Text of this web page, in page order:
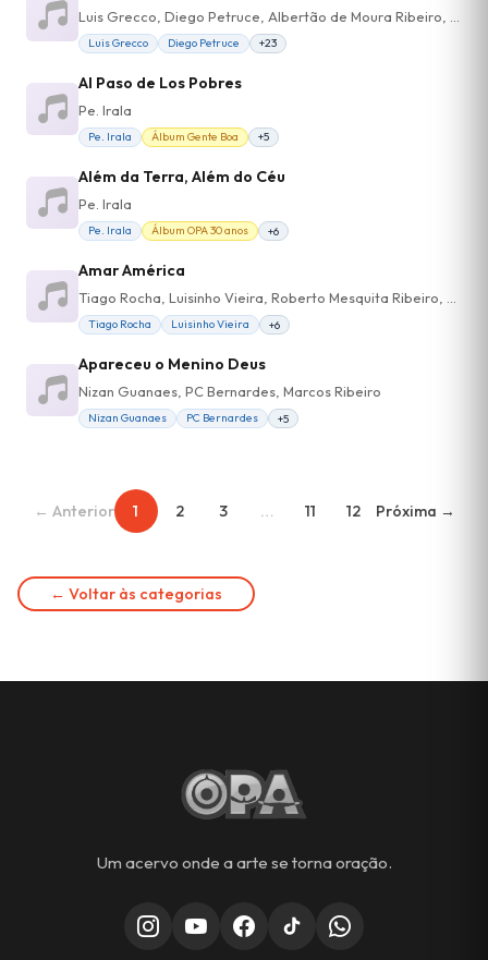
Luis Grecco Diego Petruce +23
Al Paso de Los Pobres
Pe. Irala
Pe. Irala Álbum Gente Boa +5
Além da Terra, Além do Céu
Pe. Irala
Pe. Irala Álbum OPA 30 anos +6
Amar América
Tiago Rocha, Luisinho Vieira, Roberto Mesquita Ribeiro, Rodrigo Moraes, Pe. Irala
Tiago Rocha Luisinho Vieira +6
Apareceu o Menino Deus
Nizan Guanaes, PC Bernardes, Marcos Ribeiro
Nizan Guanaes PC Bernardes +5
← Anterior 1 2 3 … 11 12 Próxima →
← Voltar às categorias
Um acervo onde a arte se torna oração.